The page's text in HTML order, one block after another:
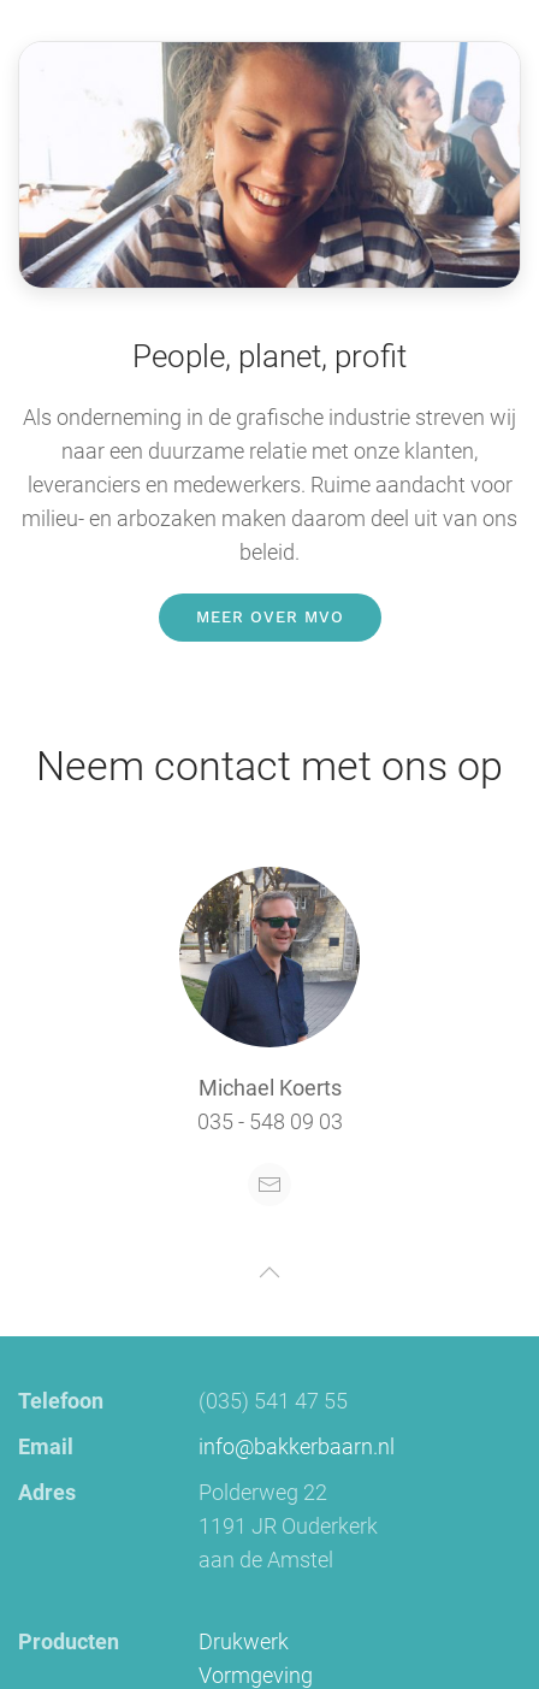
People, planet, profit
Als onderneming in de grafische industrie streven wij
naar een duurzame relatie met onze klanten,
leveranciers en medewerkers. Ruime aandacht voor
milieu- en arbozaken maken daarom deel uit van ons
beleid.
MEER OVER MVO
Neem contact met ons op
Michael Koerts
035 - 548 09 03
Telefoon
(035) 541 47 55
Email
info@bakkerbaarn.nl
Adres
Polderweg 22
1191 JR Ouderkerk
aan de Amstel
Producten
Drukwerk
Vormgeving